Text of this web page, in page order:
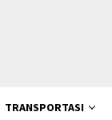
TRANSPORTASI